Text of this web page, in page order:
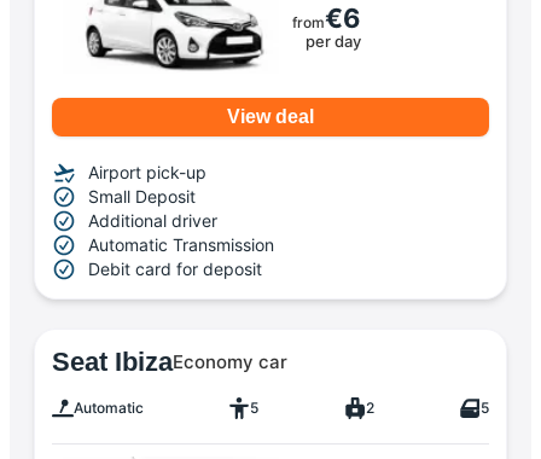
from€6
per day
View deal
Airport pick-up
Small Deposit
Additional driver
Automatic Transmission
Debit card for deposit
Seat IbizaEconomy car
Automatic 5 2 5